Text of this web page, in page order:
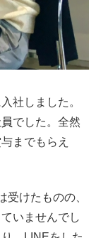
社しました。
でした。全然
までもらえ
受けたものの、
いませんでし